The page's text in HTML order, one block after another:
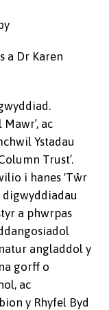
a Dr Karen
ac
Ystadau
Trust’.
i hanes 'Tŵr
digwyddiadau
a phwrpas
angladdol y
gorff o
ac
y Rhyfel Byd